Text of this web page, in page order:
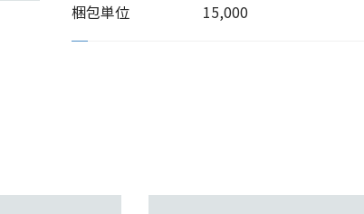
梱包単位 15,000